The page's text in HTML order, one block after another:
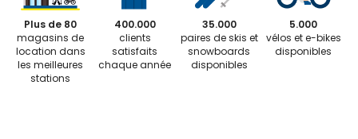
Plus de 80
magasins de
location dans
les meilleures
stations
400.000
clients
satisfaits
chaque année
35.000
paires de skis et
snowboards
disponibles
5.000
vélos et e-bikes
disponibles